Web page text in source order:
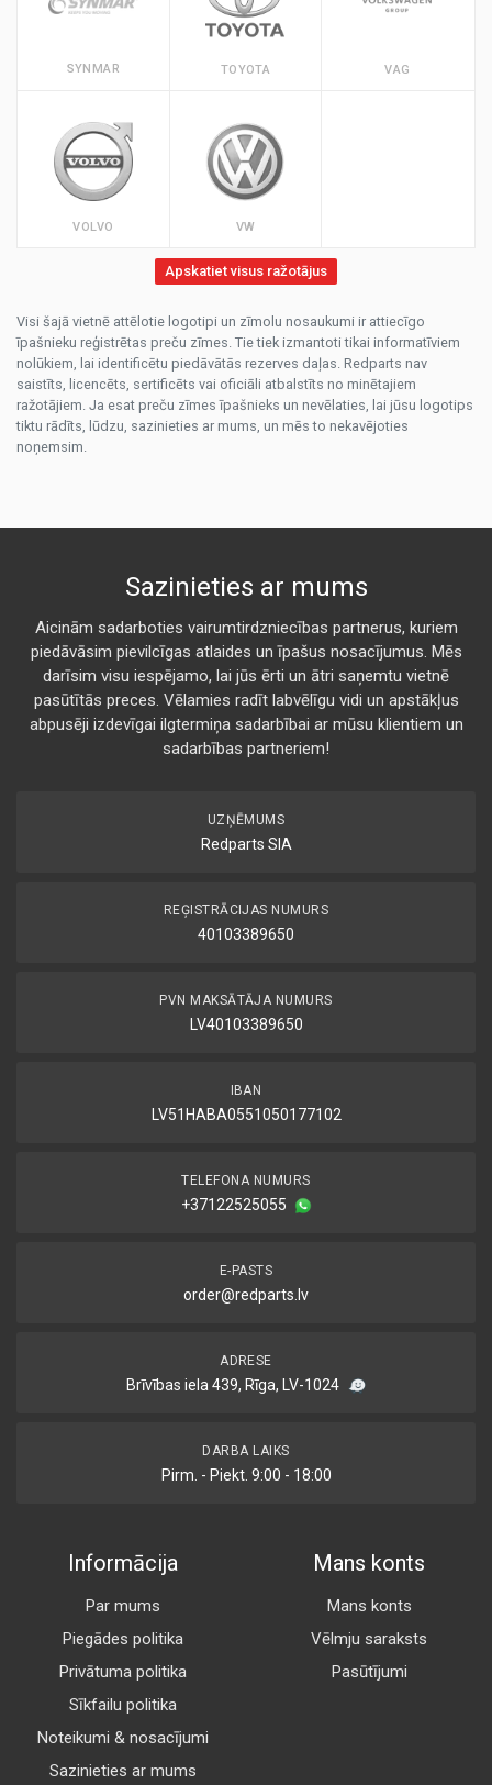
SYNMAR TOYOTA VAG
VOLVO VW
Apskatiet visus ražotājus
Visi šajā vietnē attēlotie logotipi un zīmolu nosaukumi ir attiecīgo
īpašnieku reģistrētas preču zīmes. Tie tiek izmantoti tikai informatīviem
nolūkiem, lai identificētu piedāvātās rezerves daļas. Redparts nav
saistīts, licencēts, sertificēts vai oficiāli atbalstīts no minētajiem
ražotājiem. Ja esat preču zīmes īpašnieks un nevēlaties, lai jūsu logotips
tiktu rādīts, lūdzu, sazinieties ar mums, un mēs to nekavējoties
noņemsim.
Sazinieties ar mums
Aicinām sadarboties vairumtirdzniecības partnerus, kuriem
piedāvāsim pievilcīgas atlaides un īpašus nosacījumus. Mēs
darīsim visu iespējamo, lai jūs ērti un ātri saņemtu vietnē
pasūtītās preces. Vēlamies radīt labvēlīgu vidi un apstākļus
abpusēji izdevīgai ilgtermiņa sadarbībai ar mūsu klientiem un
sadarbības partneriem!
UZŅĒMUMS
Redparts SIA
REĢISTRĀCIJAS NUMURS
40103389650
PVN MAKSĀTĀJA NUMURS
LV40103389650
IBAN
LV51HABA0551050177102
TELEFONA NUMURS
+37122525055
E-PASTS
order@redparts.lv
ADRESE
Brīvības iela 439, Rīga, LV-1024
DARBA LAIKS
Pirm. - Piekt. 9:00 - 18:00
Informācija
Par mums
Piegādes politika
Privātuma politika
Sīkfailu politika
Noteikumi & nosacījumi
Sazinieties ar mums
Mans konts
Mans konts
Vēlmju saraksts
Pasūtījumi